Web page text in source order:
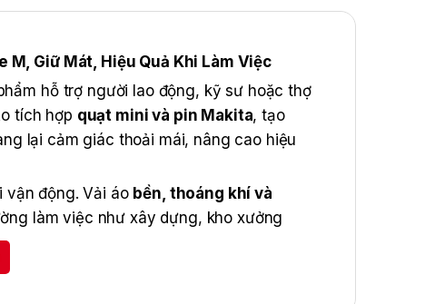
M, Giữ Mát, Hiệu Quả Khi Làm Việc
hỗ trợ người lao động, kỹ sư hoặc thợ
tích hợp quạt mini và pin Makita, tạo
lại cảm giác thoải mái, nâng cao hiệu
vận động. Vải áo bền, thoáng khí và
làm việc như xây dựng, kho xưởng
và sạc nhanh. Quạt mini được bố trí hợp